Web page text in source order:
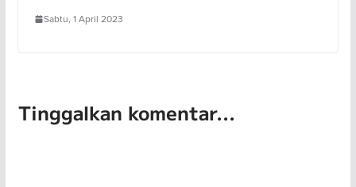
Sabtu, 1 April 2023
Tinggalkan komentar...